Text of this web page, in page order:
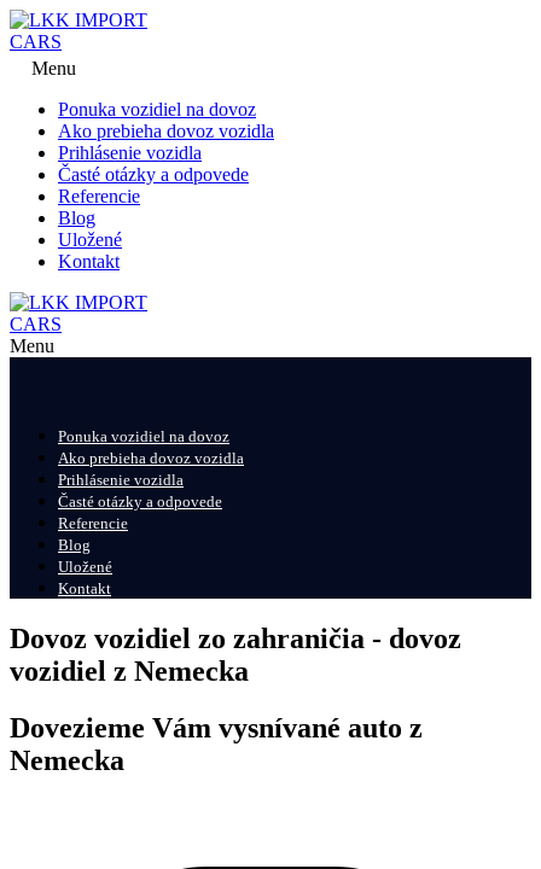
Menu
Ponuka vozidiel na dovoz
Ako prebieha dovoz vozidla
Prihlásenie vozidla
Časté otázky a odpovede
Referencie
Blog
Uložené
Kontakt
Menu
Ponuka vozidiel na dovoz
Ako prebieha dovoz vozidla
Prihlásenie vozidla
Časté otázky a odpovede
Referencie
Blog
Uložené
Kontakt
Dovoz vozidiel zo zahraničia - dovoz
vozidiel z Nemecka
Dovezieme Vám vysnívané auto z
Nemecka